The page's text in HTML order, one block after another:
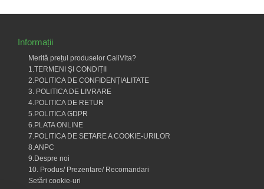
Informații
Merită prețul produselor CaliVita?
1.TERMENI ȘI CONDIȚII
2.POLITICA DE CONFIDENȚIALITATE
3. POLITICA DE LIVRARE
4.POLITICA DE RETUR
5.POLITICA GDPR
6.PLATA ONLINE
7.POLITICA DE SETARE A COOKIE-URILOR
8.ANPC
9.Despre noi
10. Produs/ Prezentare/ Recomandari
Setări cookie-uri